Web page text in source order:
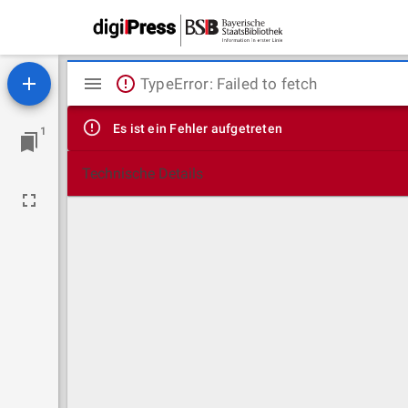
1
Mirador
Viewer
TypeError: Failed to fetch
Es ist ein Fehler aufgetreten
Technische Details